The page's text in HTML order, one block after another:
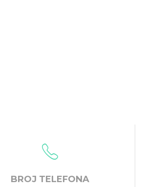
BROJ TELEFONA